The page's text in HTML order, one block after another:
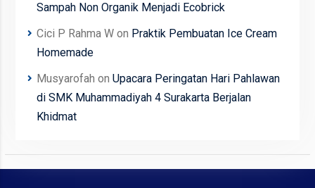
Sampah Non Organik Menjadi Ecobrick
Cici P Rahma Won Praktik Pembuatan Ice Cream
Homemade
Musyarofah on Upacara Peringatan Hari Pahlawan
di SMK Muhammadiyah 4 Surakarta Berjalan
Khidmat